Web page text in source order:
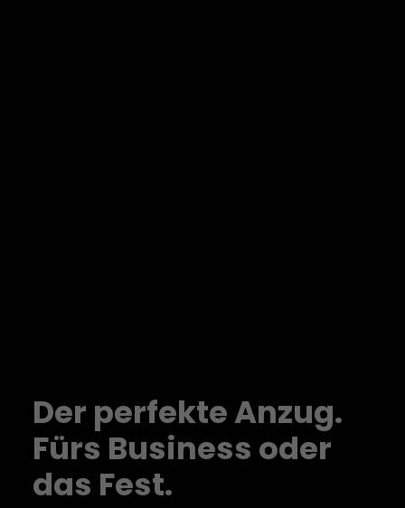
Der perfekte Anzug.
Fürs Business oder
das Fest.